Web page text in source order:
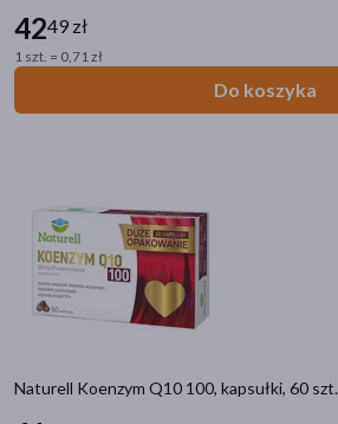
4249 zł
1 szt. = 0,71 zł
Do koszyka
Naturell Koenzym Q10 100, kapsułki, 60 szt.
Wysyłka
Odbiór w aptece
Cena
Marka
ASA(1)